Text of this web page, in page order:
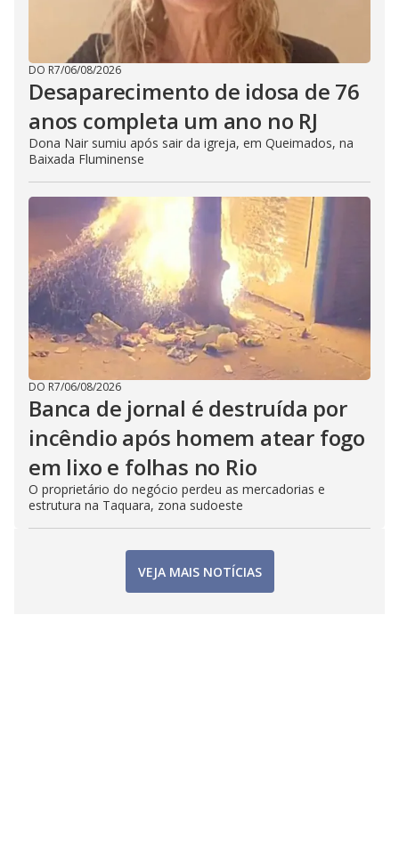
DO R7/06/08/2026
Desaparecimento de idosa de 76
anos completa um ano no RJ
Dona Nair sumiu após sair da igreja, em Queimados, na
Baixada Fluminense
DO R7/06/08/2026
Banca de jornal é destruída por
incêndio após homem atear fogo
em lixo e folhas no Rio
O proprietário do negócio perdeu as mercadorias e
estrutura na Taquara, zona sudoeste
VEJA MAIS NOTÍCIAS